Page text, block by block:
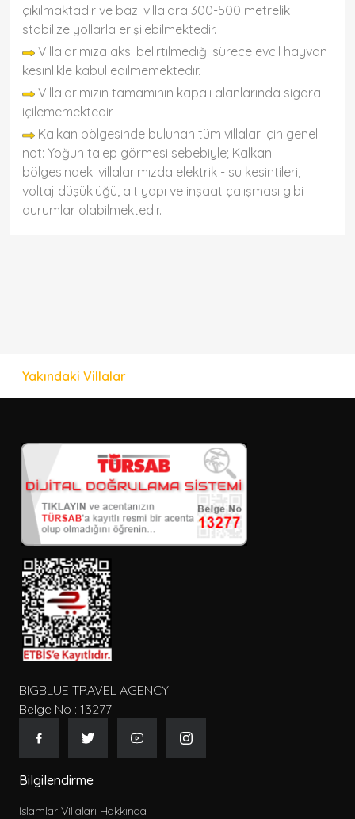
çıkılmaktadır ve bazı villalara 300-500 metrelik
stabilize yollarla erişilebilmektedir.
Villalarımıza aksi belirtilmediği sürece evcil hayvan
kesinlikle kabul edilmemektedir.
Villalarımızın tamamının kapalı alanlarında sigara
içilememektedir.
Kalkan bölgesinde bulunan tüm villalar için genel
not: Yoğun talep görmesi sebebiyle; Kalkan
bölgesindeki villalarımızda elektrik - su kesintileri,
voltaj düşüklüğü, alt yapı ve inşaat çalışması gibi
durumlar olabilmektedir.
Yakındaki Villalar
BIGBLUE TRAVEL AGENCY
Belge No : 13277
Bilgilendirme
İslamlar Villaları Hakkında